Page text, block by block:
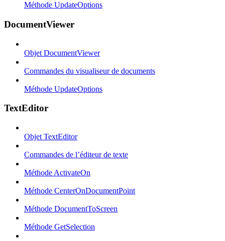
Méthode UpdateOptions
DocumentViewer
Objet DocumentViewer
Commandes du visualiseur de documents
Méthode UpdateOptions
TextEditor
Objet TextEditor
Commandes de l’éditeur de texte
Méthode ActivateOn
Méthode CenterOnDocumentPoint
Méthode DocumentToScreen
Méthode GetSelection